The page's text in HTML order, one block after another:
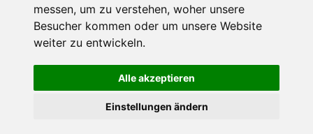
messen, um zu verstehen, woher unsere
Besucher kommen oder um unsere Website
weiter zu entwickeln.
Alle akzeptieren
Einstellungen ändern